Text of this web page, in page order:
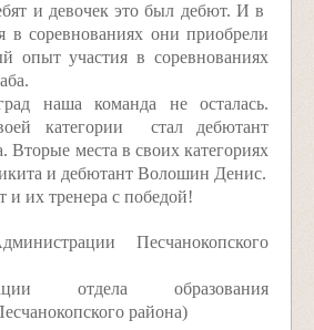
и девочек это был дебют. И в
в соревнованиях они приобрели
опыт участия в соревнованиях
наша команда не осталась.
категории стал дебютант
места в своих категориях
и дебютант Волошин Денис.
и их тренера с победой!
Песчанокопского
отдела образования
района)